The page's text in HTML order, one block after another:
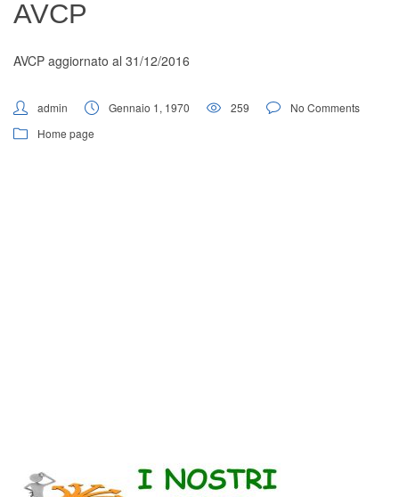
Digital Board
AVCP
AVCP aggiornato al 31/12/2016
admin Gennaio 1, 1970 259
No Comments
Home page